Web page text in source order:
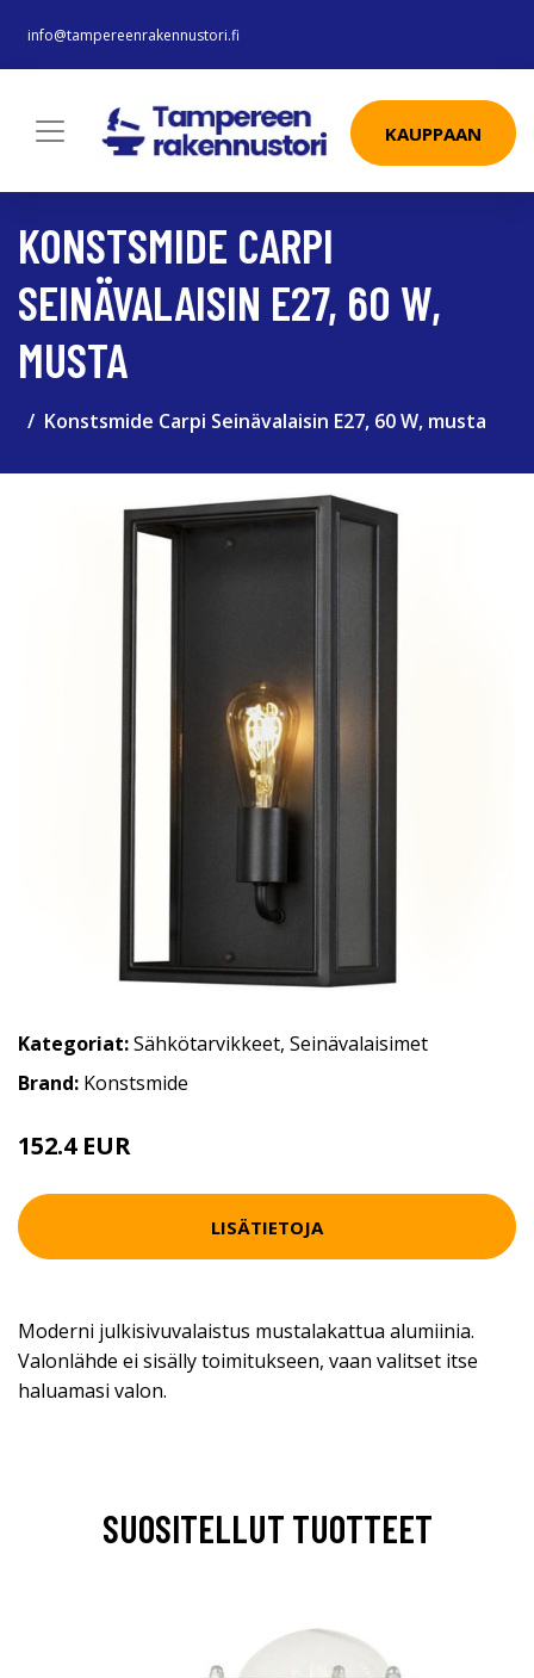
info@tampereenrakennustori.fi
KAUPPAAN
KONSTSMIDE CARPI
SEINÄVALAISIN E27, 60 W,
MUSTA
Konstsmide Carpi Seinävalaisin E27, 60 W, musta
Kategoriat:Sähkötarvikkeet, Seinävalaisimet
Brand: Konstsmide
152.4 EUR
LISÄTIETOJA
Moderni julkisivuvalaistus mustalakattua alumiinia.
Valonlähde ei sisälly toimitukseen, vaan valitset itse
haluamasi valon.
SUOSITELLUT TUOTTEET